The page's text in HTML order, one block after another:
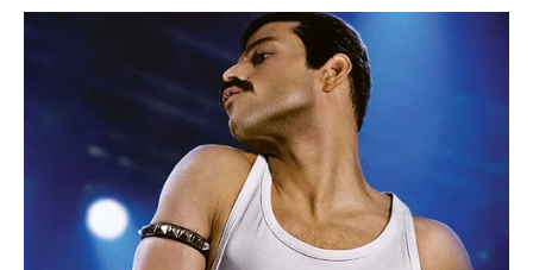
– А салон-перукарня вам тут в селі випадково не
потрібен? – спитала раптово.
– Дуже, дуже потрібен! – синьо-синьо і весело підморгнув
Автор – Альона Мірошниченко.
Спеціально для видання Ibilingua.com.